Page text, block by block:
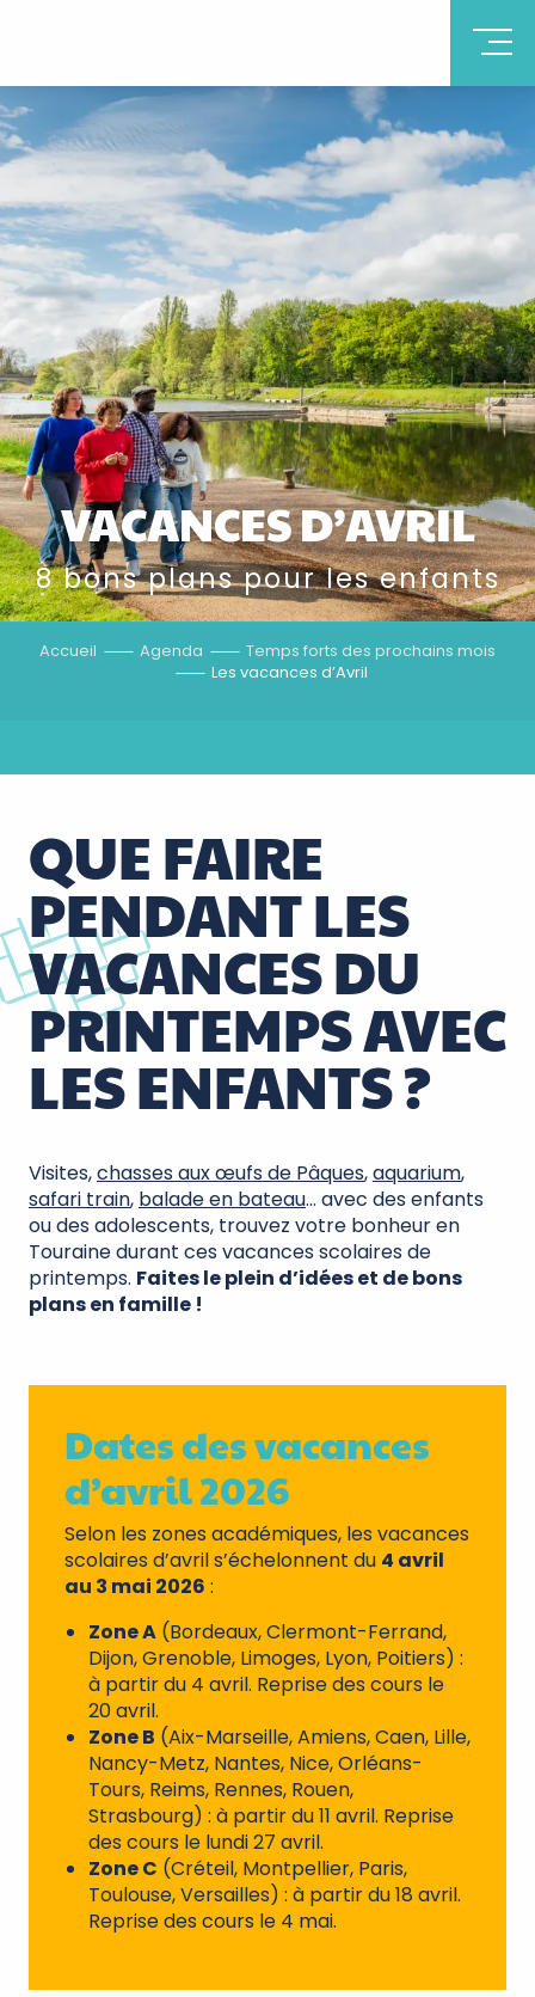
VACANCES D’AVRIL
8 bons plans pour les enfants
Accueil Agenda
Temps forts des prochains mois
Les vacances d’Avril
QUE FAIRE
PENDANT LES
VACANCES DU
PRINTEMPS AVEC
LES ENFANTS ?
Visites,chasses aux œufs de Pâques,aquarium,
safari train, balade en bateau… avec des enfants
ou des adolescents, trouvez votre bonheur en
Touraine durant ces vacances scolaires de
printemps. Faites le plein d’idées et de bons
plans en famille !
Dates des vacances
d’avril 2026
Selon les zones académiques, les vacances
scolaires d’avril s’échelonnent du 4 avril
au 3 mai 2026 :
Zone A (Bordeaux, Clermont-Ferrand,
Dijon, Grenoble, Limoges, Lyon, Poitiers) :
à partir du 4 avril. Reprise des cours le
20 avril.
Zone B (Aix-Marseille, Amiens, Caen, Lille,
Nancy-Metz, Nantes, Nice, Orléans-
Tours, Reims, Rennes, Rouen,
Strasbourg) : à partir du 11 avril. Reprise
des cours le lundi 27 avril.
Zone C (Créteil, Montpellier, Paris,
Toulouse, Versailles) : à partir du 18 avril.
Reprise des cours le 4 mai.